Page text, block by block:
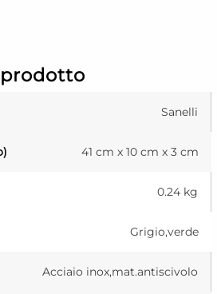
Sanelli
41 cm x 10 cm x 3 cm
0.24 kg
Grigio,verde
Acciaio inox,mat.antiscivolo